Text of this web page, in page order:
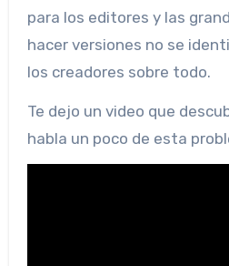
para los editores y las
hacer versiones no se
los creadores sobre todo.
Te dejo un video que
habla un poco de esta